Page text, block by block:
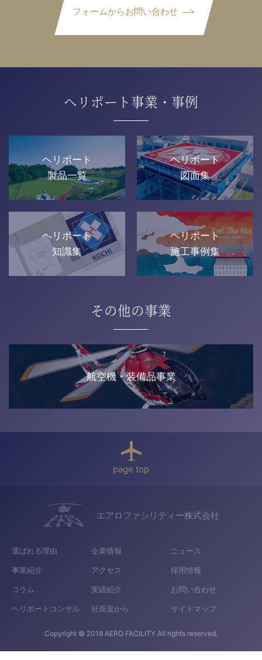
フォームからお問い合わせ
ヘリポート事業・事例
ヘリポート
製品一覧
ヘリポート
図面集
ヘリポート
知識集
ヘリポート
施工事例集
その他の事業
航空機・装備品事業
page top
エアロファシリティー株式会社
選ばれる理由 企業情報 ニュース
事業紹介 アクセス 採用情報
コラム 実績紹介 お問い合わせ
ヘリポートコンサル 社長室から サイトマップ
Copyright © 2018 AERO FACILITY All rights reserved.